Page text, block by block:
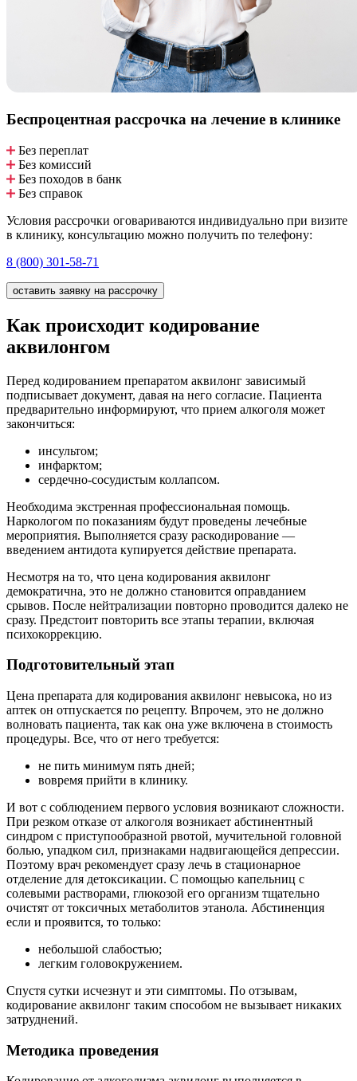
Беспроцентная рассрочка на лечение в клинике
Без переплат
Без комиссий
Без походов в банк
Без справок
Условия рассрочки оговариваются индивидуально при визите
в клинику, консультацию можно получить по телефону:
8 (800) 301-58-71
оставить заявку на рассрочку
Как происходит кодирование
аквилонгом
Перед кодированием препаратом аквилонг зависимый
подписывает документ, давая на него согласие. Пациента
предварительно информируют, что прием алкоголя может
закончиться:
инсультом;
инфарктом;
сердечно-сосудистым коллапсом.
Необходима экстренная профессиональная помощь.
Наркологом по показаниям будут проведены лечебные
мероприятия. Выполняется сразу раскодирование —
введением антидота купируется действие препарата.
Несмотря на то, что цена кодирования аквилонг
демократична, это не должно становится оправданием
срывов. После нейтрализации повторно проводится далеко не
сразу. Предстоит повторить все этапы терапии, включая
психокоррекцию.
Подготовительный этап
Цена препарата для кодирования аквилонг невысока, но из
аптек он отпускается по рецепту. Впрочем, это не должно
волновать пациента, так как она уже включена в стоимость
процедуры. Все, что от него требуется:
не пить минимум пять дней;
вовремя прийти в клинику.
И вот с соблюдением первого условия возникают сложности.
При резком отказе от алкоголя возникает абстинентный
синдром с приступообразной рвотой, мучительной головной
болью, упадком сил, признаками надвигающейся депрессии.
Поэтому врач рекомендует сразу лечь в стационарное
отделение для детоксикации. С помощью капельниц с
солевыми растворами, глюкозой его организм тщательно
очистят от токсичных метаболитов этанола. Абстиненция
если и проявится, то только:
небольшой слабостью;
легким головокружением.
Спустя сутки исчезнут и эти симптомы. По отзывам,
кодирование аквилонг таким способом не вызывает никаких
затруднений.
Методика проведения